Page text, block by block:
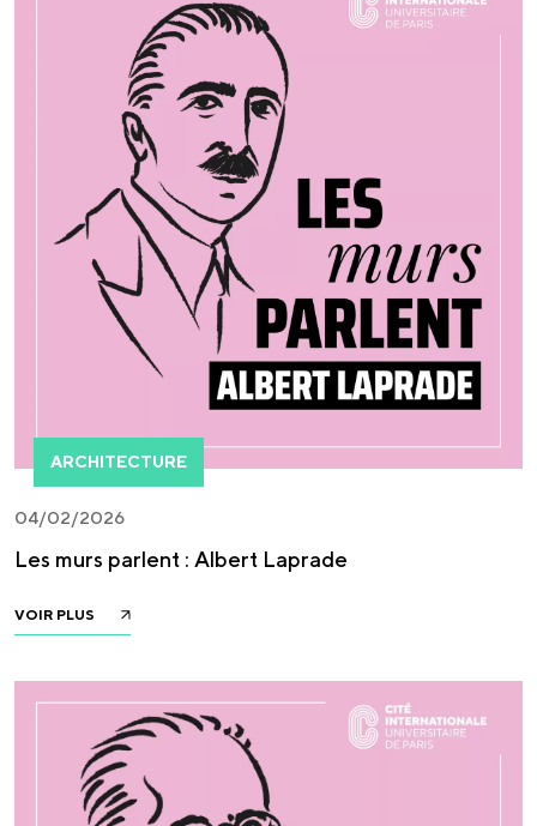
ARCHITECTURE
04/02/2026
Les murs parlent : Albert Laprade
VOIR PLUS